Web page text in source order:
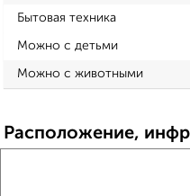
Бытовая техника
Можно с детьми
Можно с животными
Расположение,